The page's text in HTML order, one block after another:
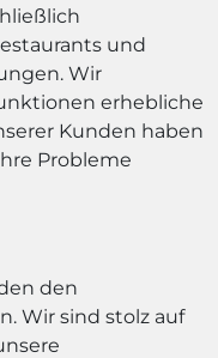
und
Wir
erhebliche
Kunden haben
Probleme
den
Wir sind stolz auf